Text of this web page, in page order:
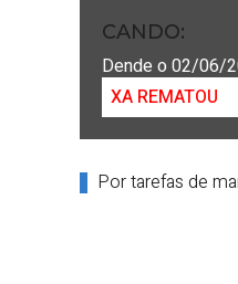
CANDO:
Dende o 02/06/
XA REMATOU
Por tarefas de